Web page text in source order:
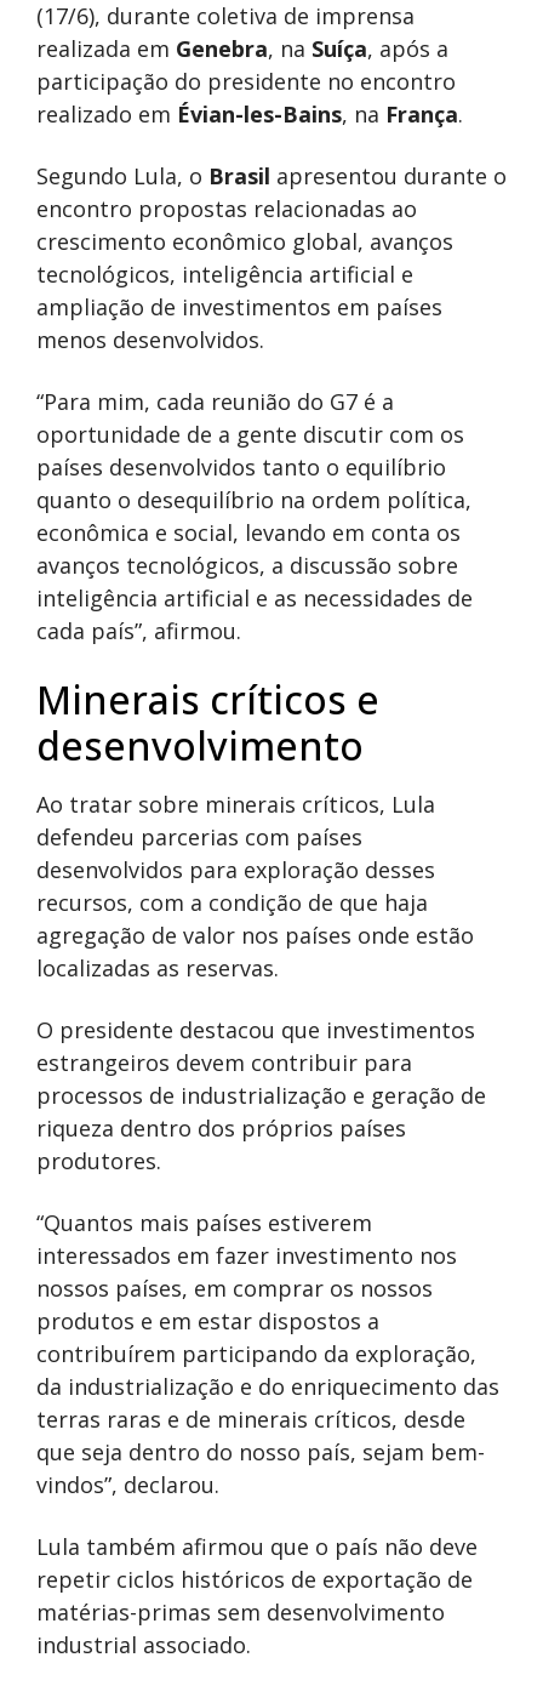
(17/6), durante coletiva de imprensa
realizada em Genebra, na Suíça, após a
participação do presidente no encontro
realizado em Évian-les-Bains, na França.
Segundo Lula, o Brasil apresentou durante o
encontro propostas relacionadas ao
crescimento econômico global, avanços
tecnológicos, inteligência artificial e
ampliação de investimentos em países
menos desenvolvidos.
“Para mim, cada reunião do G7 é a
oportunidade de a gente discutir com os
países desenvolvidos tanto o equilíbrio
quanto o desequilíbrio na ordem política,
econômica e social, levando em conta os
avanços tecnológicos, a discussão sobre
inteligência artificial e as necessidades de
cada país”, afirmou.
Minerais críticos e
desenvolvimento
Ao tratar sobre minerais críticos, Lula
defendeu parcerias com países
desenvolvidos para exploração desses
recursos, com a condição de que haja
agregação de valor nos países onde estão
localizadas as reservas.
O presidente destacou que investimentos
estrangeiros devem contribuir para
processos de industrialização e geração de
riqueza dentro dos próprios países
produtores.
“Quantos mais países estiverem
interessados em fazer investimento nos
nossos países, em comprar os nossos
produtos e em estar dispostos a
contribuírem participando da exploração,
da industrialização e do enriquecimento das
terras raras e de minerais críticos, desde
que seja dentro do nosso país, sejam bem-
vindos”, declarou.
Lula também afirmou que o país não deve
repetir ciclos históricos de exportação de
matérias-primas sem desenvolvimento
industrial associado.